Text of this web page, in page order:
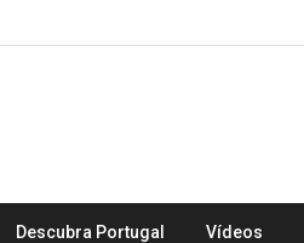
Descubra Portugal Vídeos